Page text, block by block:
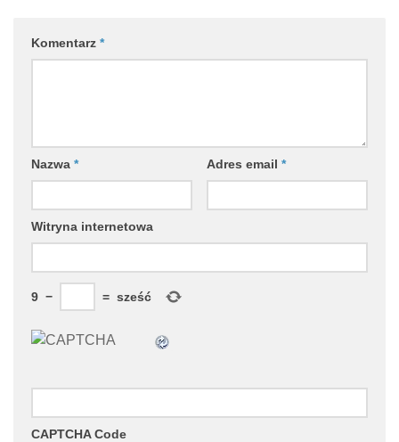
Komentarz *
Nazwa * Adres email *
Witryna internetowa
9 − = sześć
CAPTCHA Code